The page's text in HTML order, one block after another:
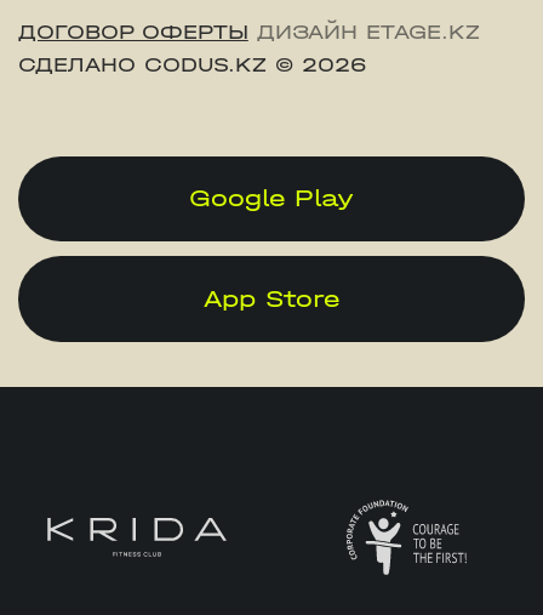
ДОГОВОР ОФЕРТЫ ДИЗАЙН ETAGE.KZ
СДЕЛАНО CODUS.KZ © 2026
Google Play
App Store